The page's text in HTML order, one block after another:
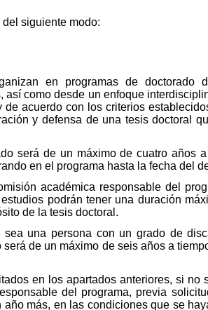
siguiente modo:
en programas de doctorado
como desde un enfoque
acuerdo con los criterios
y defensa de una tesis doctoral
será de un máximo de cuatro años
en el programa hasta la fecha del
académica responsable del
podrán tener una duración
de la tesis doctoral.
una persona con un grado de
de un máximo de seis años a
en los apartados anteriores, si no
del programa, previa
más, en las condiciones que se